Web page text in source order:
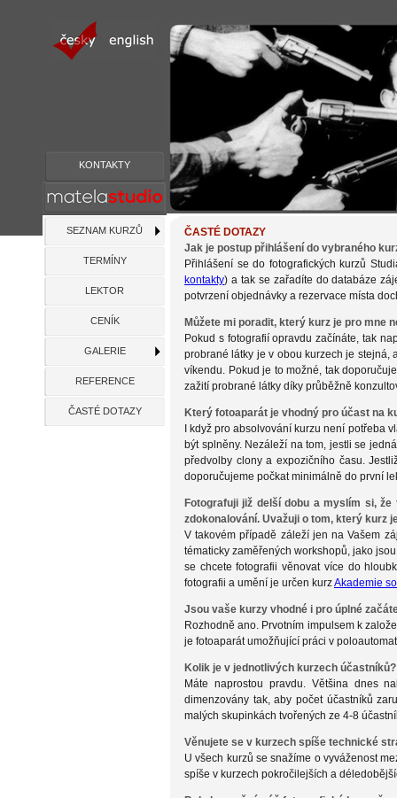
KONTAKTY
SEZNAM KURZŮ
TERMÍNY
LEKTOR
CENÍK
GALERIE
REFERENCE
ČASTÉ DOTAZY
ČASTÉ DOTAZY
Jak je postup přihlášení do vybraného
Přihlášení se do fotografických kurzů
kontakty) a tak se zařadíte do databáze
potvrzení objednávky a rezervace místa
Můžete mi poradit, který kurz je pro mne
Pokud s fotografií opravdu začínáte, tak
probrané látky je v obou kurzech je stejná,
víkendu. Pokud je to možné, tak
zažití probrané látky díky průběžně
Který fotoaparát je vhodný pro účast na
I když pro absolvování kurzu není potřeba
být splněny. Nezáleží na tom, jestli se
předvolby clony a expozičního času.
doporučujeme počkat minimálně do první
Fotografuji již delší dobu a myslím si,
zdokonalování. Uvažuji o tom, který kurz
V takovém případě záleží jen na Vašem
tématicky zaměřených workshopů, jako
se chcete fotografii věnovat více do
fotografii a umění je určen kurzAkademie
Jsou vaše kurzy vhodné i pro úplné
Rozhodně ano. Prvotním impulsem k
je fotoaparát umožňující práci v
Kolik je v jednotlivých kurzech
Máte naprostou pravdu. Většina dnes
dimenzovány tak, aby počet účastníků
malých skupinkách tvořených ze 4-8
Věnujete se v kurzech spíše technické
U všech kurzů se snažíme o vyváženost
spíše v kurzech pokročilejších a